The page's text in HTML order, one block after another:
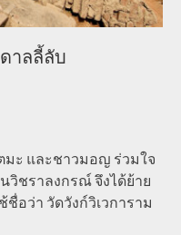
ดาลลี้ลับ
มะ และชาวมอญ ร่วมใจ
วิชราลงกรณ์ จึงได้ย้าย
อว่า วัดวังก์วิเวการาม